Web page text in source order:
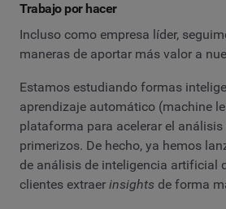
Trabajo por hacer
Incluso como empresa líder,
maneras de aportar más valor a
Estamos estudiando formas
aprendizaje automático (machine
plataforma para acelerar el
primerizos. De hecho, ya hemos
de análisis de inteligencia artificial
clientes extraer insights de forma